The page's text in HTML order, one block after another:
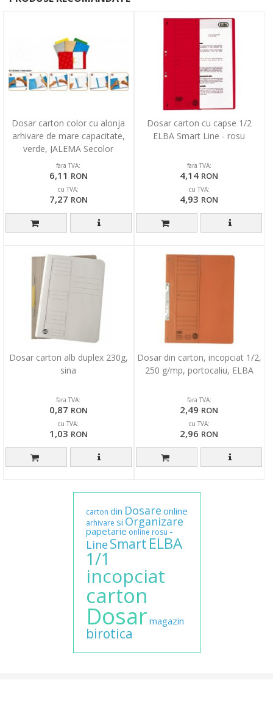
Dosar carton color cu alonja
arhivare de mare capacitate,
verde, JALEMA Secolor
fara TVA:
6,11 RON
cu TVA:
7,27 RON
Dosar carton cu capse 1/2
ELBA Smart Line - rosu
fara TVA:
4,14 RON
cu TVA:
4,93 RON
Dosar carton alb duplex 230g,
sina
fara TVA:
0,87 RON
cu TVA:
1,03 RON
Dosar din carton, incopciat 1/2,
250 g/mp, portocaliu, ELBA
fara TVA:
2,49 RON
cu TVA:
2,96 RON
carton din Dosare online
arhivare si Organizare
papetarie online rosu -
Line Smart ELBA
1/1
incopciat
carton
Dosar magazin
birotica